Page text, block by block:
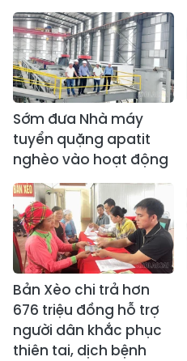
Sớm đưa Nhà máy
tuyển quặng apatit
nghèo vào hoạt động
Bản Xèo chi trả hơn
676 triệu đồng hỗ trợ
người dân khắc phục
thiên tai, dịch bệnh